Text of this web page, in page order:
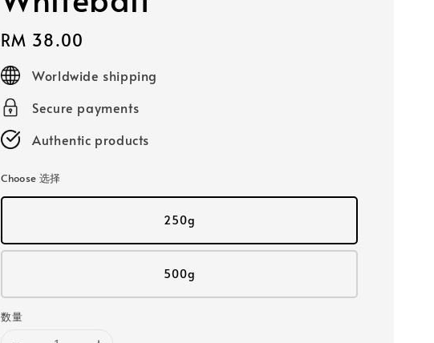
Regular
price
RM 38.00
Worldwide shipping
Secure payments
Authentic products
Choose 选择
250g
500g
数量